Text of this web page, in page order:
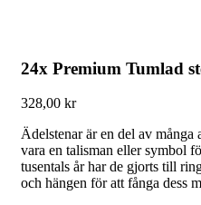
24x Premium Tumlad
328,00 kr
Ädelstenar är en del av många
vara en talisman eller symbol
tusentals år har de gjorts till
och hängen för att fånga dess